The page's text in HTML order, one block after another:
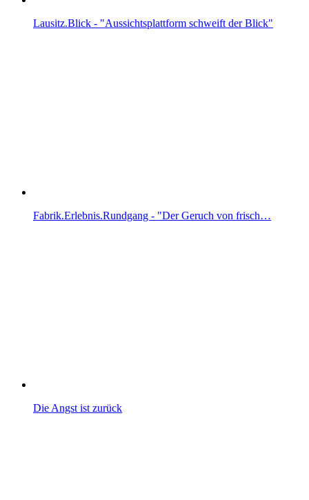
Lausitz.Blick - "Aussichtsplattform schweift der Blick"
Fabrik.Erlebnis.Rundgang - "Der Geruch von frisch…
Die Angst ist zurück